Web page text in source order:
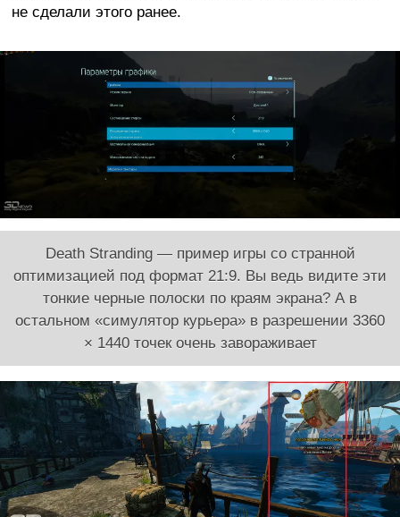
не сделали этого ранее.
Death Stranding — пример игры со странной
оптимизацией под формат 21:9. Вы ведь видите эти
тонкие черные полоски по краям экрана? А в
остальном «симулятор курьера» в разрешении 3360
× 1440 точек очень завораживает